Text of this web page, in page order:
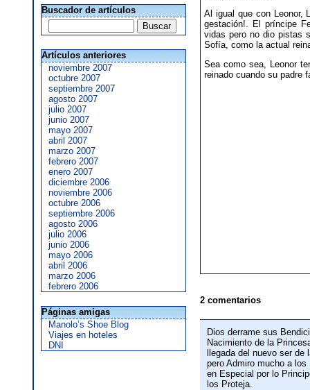
Buscador de artículos
Artículos anteriores
noviembre 2007
octubre 2007
septiembre 2007
agosto 2007
julio 2007
junio 2007
mayo 2007
abril 2007
marzo 2007
febrero 2007
enero 2007
diciembre 2006
noviembre 2006
octubre 2006
septiembre 2006
agosto 2006
julio 2006
junio 2006
mayo 2006
abril 2006
marzo 2006
febrero 2006
Páginas amigas
Manolo’s Shoe Blog
Viajes en hoteles
DNI
Al igual que con Leonor,
gestación!. El príncipe
vidas pero no dio pistas
Sofía, como la actual
Sea como sea, Leonor
reinado cuando su padre
2 comentarios
Dios derrame sus
Nacimiento de la
llegada del nuevo ser
pero Admiro mucho a
en Especial por lo
los Proteja.